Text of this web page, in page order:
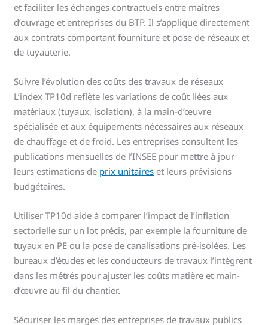
et faciliter les échanges contractuels entre maîtres
d’ouvrage et entreprises du BTP. Il s’applique directement
aux contrats comportant fourniture et pose de réseaux et
de tuyauterie.
Suivre l’évolution des coûts des travaux de réseaux
L’index TP10d reflète les variations de coût liées aux
matériaux (tuyaux, isolation), à la main-d’œuvre
spécialisée et aux équipements nécessaires aux réseaux
de chauffage et de froid. Les entreprises consultent les
publications mensuelles de l’INSEE pour mettre à jour
leurs estimations de prix unitaires et leurs prévisions
budgétaires.
Utiliser TP10d aide à comparer l’impact de l’inflation
sectorielle sur un lot précis, par exemple la fourniture de
tuyaux en PE ou la pose de canalisations pré-isolées. Les
bureaux d’études et les conducteurs de travaux l’intègrent
dans les métrés pour ajuster les coûts matière et main-
d’œuvre au fil du chantier.
Sécuriser les marges des entreprises de travaux publics